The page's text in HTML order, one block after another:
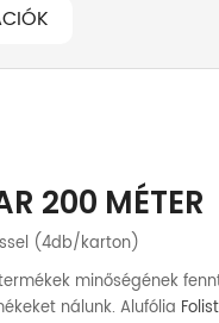
200 MÉTER
(4db/karton)
minőségének
nálunk. Alufólia